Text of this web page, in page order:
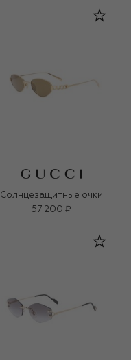
Солнцезащитные очки
57 200 ₽